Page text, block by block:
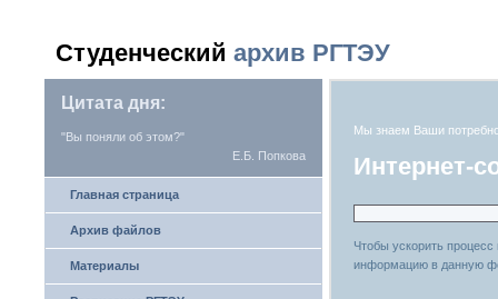
Студенческий архив РГТЭУ
Цитата дня:
"Вы поняли об этом?"
Е.Б. Попкова
Мы знаем Ваши
Интернет-
Чтобы ускорить
информацию в данную
Главная страница
Архив файлов
Материалы